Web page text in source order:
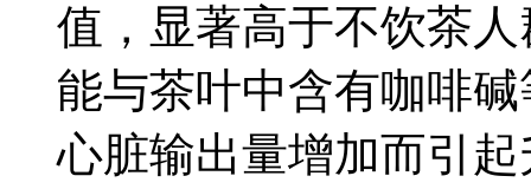
值，显著高于不饮茶
能与茶叶中含有咖啡
心脏输出量增加而引